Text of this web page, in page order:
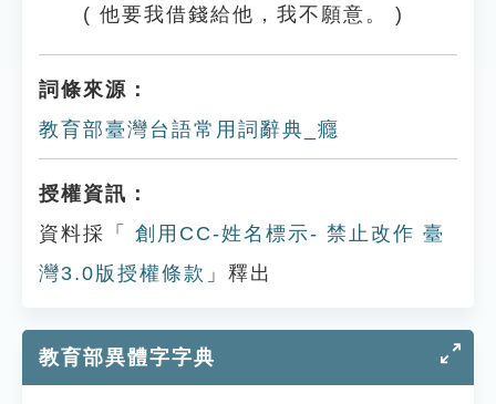
( 他要我借錢給他，我不願意。 )
詞條來源：
教育部臺灣台語常用詞辭典_癮
授權資訊：
資料採「
創用CC-姓名標示- 禁止改作 臺
灣3.0版授權條款 」釋出
教育部異體字字典